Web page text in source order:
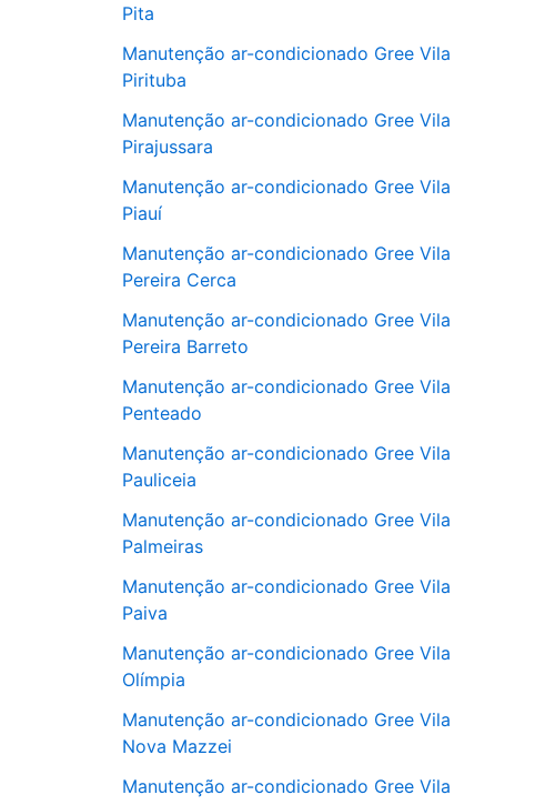
Pita
Manutenção ar-condicionado Gree Vila
Pirituba
Manutenção ar-condicionado Gree Vila
Pirajussara
Manutenção ar-condicionado Gree Vila
Piauí
Manutenção ar-condicionado Gree Vila
Pereira Cerca
Manutenção ar-condicionado Gree Vila
Pereira Barreto
Manutenção ar-condicionado Gree Vila
Penteado
Manutenção ar-condicionado Gree Vila
Pauliceia
Manutenção ar-condicionado Gree Vila
Palmeiras
Manutenção ar-condicionado Gree Vila
Paiva
Manutenção ar-condicionado Gree Vila
Olímpia
Manutenção ar-condicionado Gree Vila
Nova Mazzei
Manutenção ar-condicionado Gree Vila